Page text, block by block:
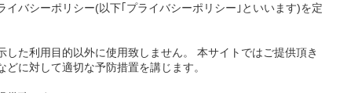
バシーポリシー(以下｢プライバシーポリシー｣といいます)を定
た利用目的以外に使用致しません。 本サイトではご提供頂き
に対して適切な予防措置を講じます。